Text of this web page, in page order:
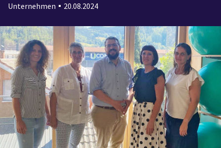
Unternehmen 20.08.2024